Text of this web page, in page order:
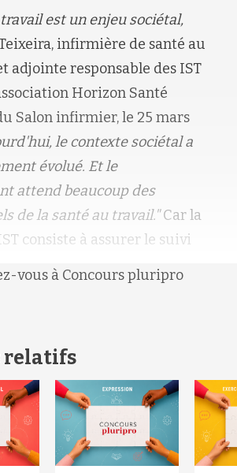
est un enjeu sociétal,
infirmière de santé au
adjointe responsable des IST
Horizon Santé
Salon infirmier, le 25 mars
le contexte sociétal a
évolué. Et le
attend beaucoup des
de la santé au travail."Car la
consiste à assurer le suivi
relatifs RETOUR HAUT DE PAGE